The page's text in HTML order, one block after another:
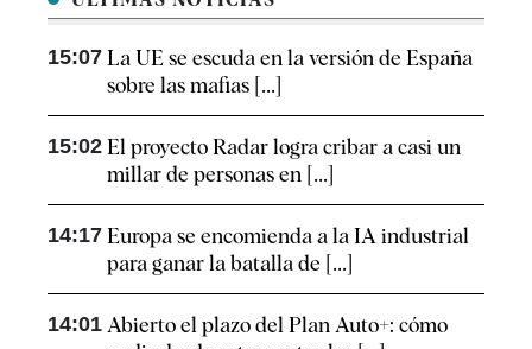
15:07 La UE se escuda en la versión de España
sobre las mafias [...]
15:02 El proyecto Radar logra cribar a casi un
millar de personas en [...]
14:17 Europa se encomienda a la IA industrial
para ganar la batalla de [...]
14:01 Abierto el plazo del Plan Auto+: cómo